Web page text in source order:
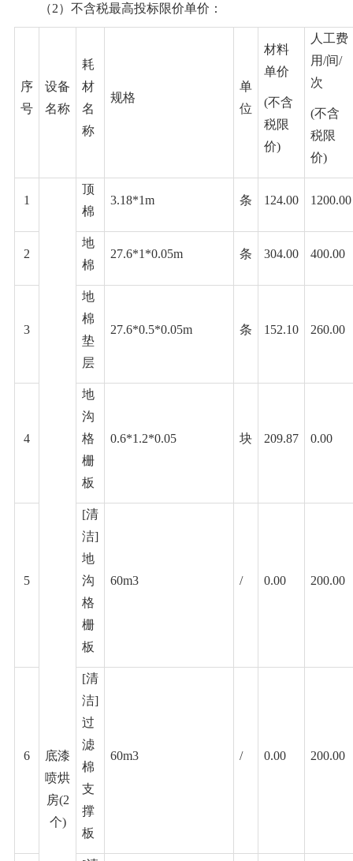
（2）不含税最高投标限价单价：
序
号
设备
名称
耗
材
名
称
规格
单
位
材料
单价
(不含
税限
价)
人工费
用/间/
次
(不含
税限
价)
1
底漆
喷烘
房(2
个)
顶
棉
3.18*1m 条 124.00 1200.00
2
地
棉
27.6*1*0.05m 条 304.00 400.00
3
地
棉
垫
层
27.6*0.5*0.05m 条 152.10 260.00
4
地
沟
格
栅
板
0.6*1.2*0.05 块 209.87 0.00
5
[清
洁]
地
沟
格
栅
板
60m3 / 0.00 200.00
6
[清
洁]
过
滤
棉
支
撑
板
60m3 / 0.00 200.00